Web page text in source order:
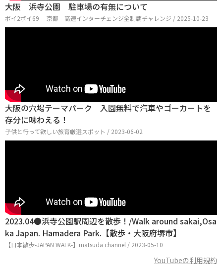
大阪 浜寺公園 駐車場の有無について
ボイ2ボイ69 京都 高速インターチェンジ全制覇チャレンジ / 2025-10-23
大阪の穴場テーマパーク 入園無料で汽車やゴーカートを
存分に味わえる！
子供と行って欲しい旅育厳選スポット / 2023-06-02
2023.04●浜寺公園駅周辺を散歩！/Walk around sakai,Osa
ka Japan. Hamadera Park.【散歩・大阪府堺市】
【日本散歩-JAPAN WALK-】matsuda channel / 2023-05-10
YouTubeの利用規約